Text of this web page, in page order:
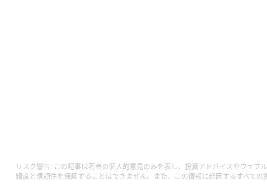
リスク警告: この記事は著者の個人的意見のみを表し、投資アドバイスやウェブ
精度と信頼性を保証することはできません、また、この情報に起因するすべての